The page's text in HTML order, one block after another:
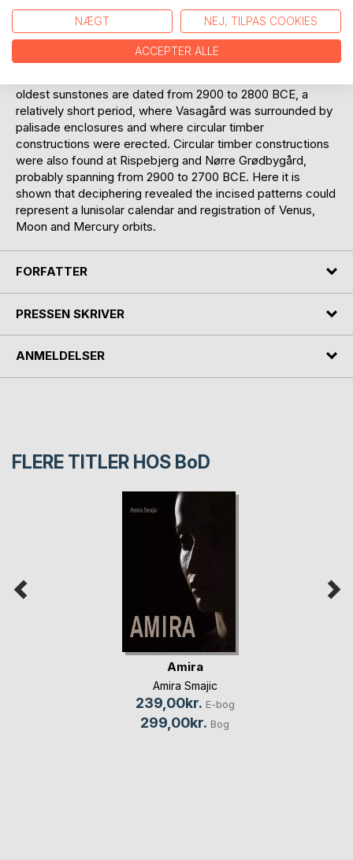
Udgravningen AU in 2017, many so-called sunstones of
shale and sandstone and some clay disks with eyeholes,
some copper, burned flint axes, flint chisels, arrows, clay
pots, food, and other artifacts were found in South facing
oldest sunstones are dated from 2900 to 2800 BCE, a
relatively short period, where Vasagård was surrounded by
palisade enclosures and where circular timber
constructions were erected. Circular timber constructions
were also found at Rispebjerg and Nørre Grødbygård,
probably spanning from 2900 to 2700 BCE. Here it is
shown that deciphering revealed the incised patterns could
represent a lunisolar calendar and registration of Venus,
Moon and Mercury orbits.
FORFATTER
PRESSEN SKRIVER
ANMELDELSER
FLERE TITLER HOS BoD
Amira
Amira Smajic
239,00kr. E-bog
299,00kr. Bog
NÆGT NEJ, TILPAS COOKIES
ACCEPTER ALLE